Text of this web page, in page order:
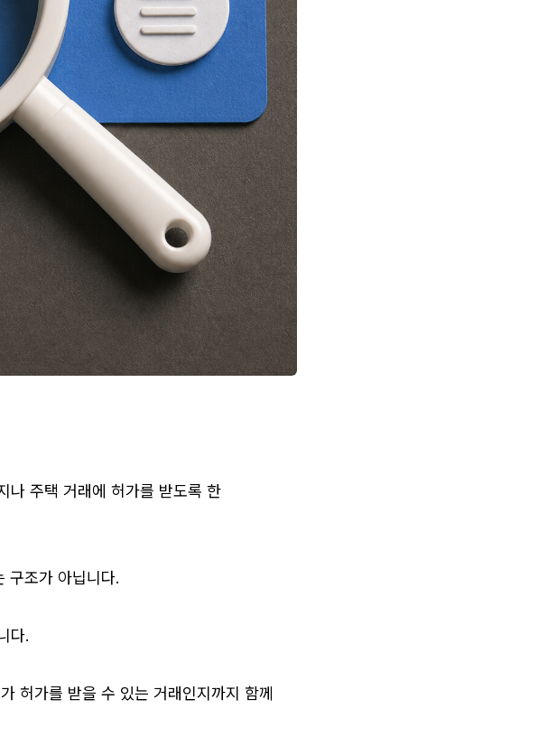
나 주택 거래에 허가를 받도록 한
구조가 아닙니다.
다.
허가를 받을 수 있는 거래인지까지 함께